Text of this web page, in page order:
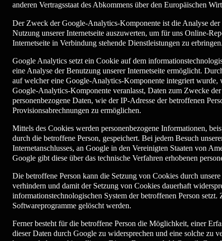
anderen Vertragsstaat des Abkommens über den Europäischen
Der Zweck der Google-Analytics-Komponente ist die Analyse
Nutzung unserer Internetseite auszuwerten, um für uns Online-
Internetseite in Verbindung stehende Dienstleistungen zu
Google Analytics setzt ein Cookie auf dem
eine Analyse der Benutzung unserer Internetseite ermöglicht.
auf welcher eine Google-Analytics-Komponente integriert wurde,
Google-Analytics-Komponente veranlasst, Daten zum Zwecke
personenbezogene Daten, wie der IP-Adresse der betroffenen
Provisionsabrechnungen zu ermöglichen.
Mittels des Cookies werden personenbezogene Informationen,
durch die betroffene Person, gespeichert. Bei jedem Besuch
Internetanschlusses, an Google in den Vereinigten Staaten von
Google gibt diese über das technische Verfahren erhobenen
Die betroffene Person kann die Setzung von Cookies durch
verhindern und damit der Setzung von Cookies dauerhaft
informationstechnologischen System der betroffenen Person
Softwareprogramme gelöscht werden.
Ferner besteht für die betroffene Person die Möglichkeit, einer
dieser Daten durch Google zu widersprechen und eine solche zu